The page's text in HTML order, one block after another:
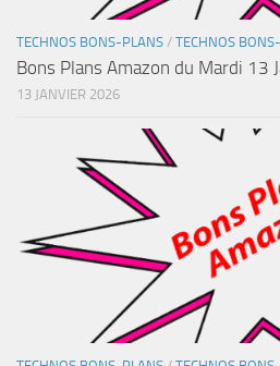
TECHNOS BONS-PLANS / TECHNOS
Bons Plans Amazon du Mardi 13
13 JANVIER 2026